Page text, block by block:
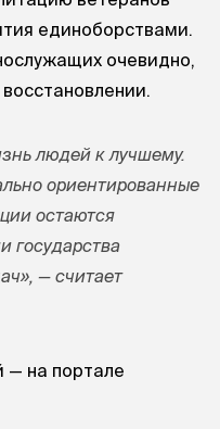
единоборствами.
очевидно,
людей к лучшему.
ориентированные
остаются
государства
— считает
— на портале